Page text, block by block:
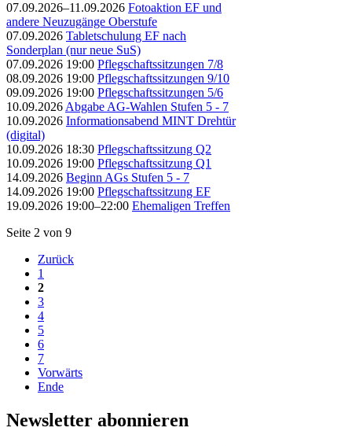
07.09.2026–11.09.2026 Fotoaktion EF und
andere Neuzugänge Oberstufe
07.09.2026 Tabletschulung EF nach
Sonderplan (nur neue SuS)
07.09.2026 19:00 Pflegschaftssitzungen 7/8
08.09.2026 19:00 Pflegschaftssitzungen 9/10
09.09.2026 19:00 Pflegschaftssitzungen 5/6
10.09.2026 Abgabe AG-Wahlen Stufen 5 - 7
10.09.2026 Informationsabend MINT Drehtür
(digital)
10.09.2026 18:30 Pflegschaftssitzung Q2
10.09.2026 19:00 Pflegschaftssitzung Q1
14.09.2026 Beginn AGs Stufen 5 - 7
14.09.2026 19:00 Pflegschaftssitzung EF
19.09.2026 19:00–22:00 Ehemaligen Treffen
Seite 2 von 9
Zurück
1
2
3
4
5
6
7
Vorwärts
Ende
Newsletter abonnieren